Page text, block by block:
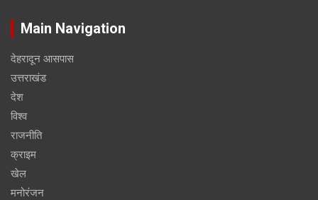
Main Navigation
देहरादून आसपास
उत्तराखंड
देश
विश्व
राजनीति
क्राइम
खेल
मनोरंजन